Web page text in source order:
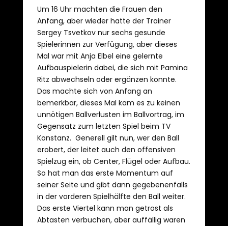
Um 16 Uhr machten die Frauen den
Anfang, aber wieder hatte der Trainer
Sergey Tsvetkov nur sechs gesunde
Spielerinnen zur Verfügung, aber dieses
Mal war mit Anja Elbel eine gelernte
Aufbauspielerin dabei, die sich mit Pamina
Ritz abwechseln oder ergänzen konnte.
Das machte sich von Anfang an
bemerkbar, dieses Mal kam es zu keinen
unnötigen Ballverlusten im Ballvortrag, im
Gegensatz zum letzten Spiel beim TV
Konstanz. Generell gilt nun, wer den Ball
erobert, der leitet auch den offensiven
Spielzug ein, ob Center, Flügel oder Aufbau.
So hat man das erste Momentum auf
seiner Seite und gibt dann gegebenenfalls
in der vorderen Spielhälfte den Ball weiter.
Das erste Viertel kann man getrost als
Abtasten verbuchen, aber auffällig waren